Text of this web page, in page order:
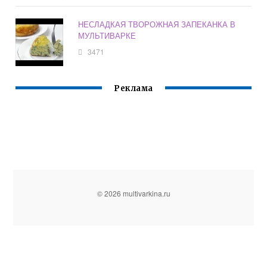
НЕСЛАДКАЯ ТВОРОЖНАЯ ЗАПЕКАНКА В
МУЛЬТИВАРКЕ
3471
Реклама
© 2026 multivarkina.ru